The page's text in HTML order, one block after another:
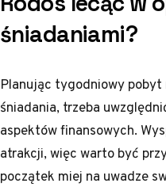
śniadaniami?
Planując tygodniowy pobyt
śniadania, trzeba
aspektów finansowych.
atrakcji, więc warto być
początek miej na uwadze